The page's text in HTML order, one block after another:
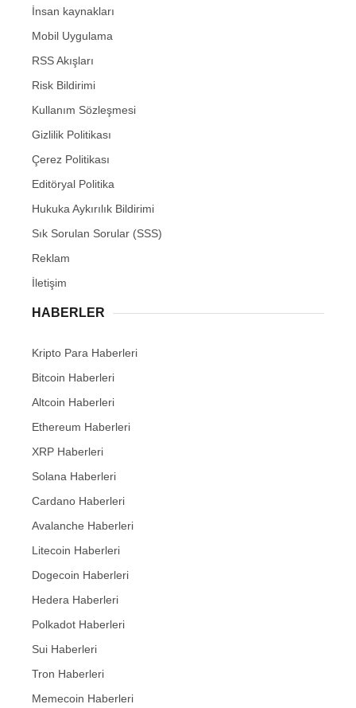
İnsan kaynakları
Mobil Uygulama
RSS Akışları
Risk Bildirimi
Kullanım Sözleşmesi
Gizlilik Politikası
Çerez Politikası
Editöryal Politika
Hukuka Aykırılık Bildirimi
Sık Sorulan Sorular (SSS)
Reklam
İletişim
HABERLER
Kripto Para Haberleri
Bitcoin Haberleri
Altcoin Haberleri
Ethereum Haberleri
XRP Haberleri
Solana Haberleri
Cardano Haberleri
Avalanche Haberleri
Litecoin Haberleri
Dogecoin Haberleri
Hedera Haberleri
Polkadot Haberleri
Sui Haberleri
Tron Haberleri
Memecoin Haberleri